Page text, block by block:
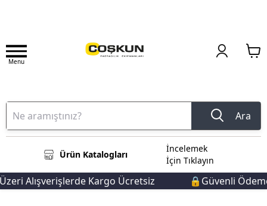
Menu
Ara
Ürün Katalogları
İncelemek
İçin Tıklayın
Alışverişlerde Kargo Ücretsiz 🔒Güvenli